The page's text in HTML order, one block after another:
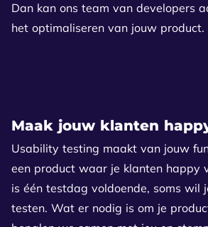
Dan kan ons team van developers
het optimaliseren van jouw product.
Maak jouw klanten
Usability testing maakt van jouw
een product waar je klanten happy
is één testdag voldoende, soms wil
testen. Wat er nodig is om je